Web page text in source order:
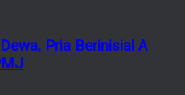
Pria Berinisial A